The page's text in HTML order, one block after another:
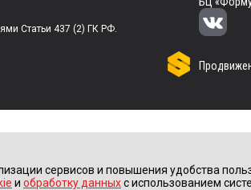
Статьи 437 (2) ГК РФ.
сервисов и повышения удобства
и обработку данныхс использованием